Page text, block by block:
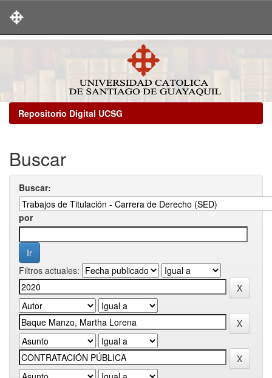
Repositorio Digital UCSG
Buscar
Buscar:
por
Filtros actuales: